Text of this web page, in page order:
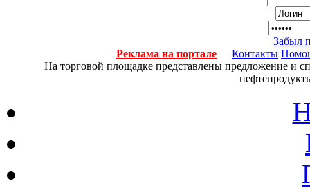
Забыл
Реклама на портале
Контакты
На торговой площадке представлены предложение и